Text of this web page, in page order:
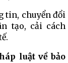
tin, chuyển đổi
tạo, cải cách
luật về bảo